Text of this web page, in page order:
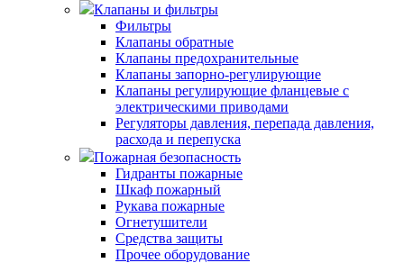
Клапаны и фильтры
Фильтры
Клапаны обратные
Клапаны предохранительные
Клапаны запорно-регулирующие
Клапаны регулирующие фланцевые с
электрическими приводами
Регуляторы давления, перепада давления,
расхода и перепуска
Пожарная безопасность
Гидранты пожарные
Шкаф пожарный
Рукава пожарные
Огнетушители
Средства защиты
Прочее оборудование